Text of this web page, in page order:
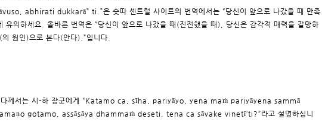
abhirati dukkarā” ti.”은 숫따 센트럴 사이트의 번역에서는 “당신이 앞으로 나갔을 때 만족
유의하세요. 올바른 번역은 “당신이 앞으로 나갔을 때(진전했을 때), 당신은 감각적 매력을 갈망하
원인)으로 본다(안다).”입니다.
다께서는 시-하 장군에게 “Katamo ca, sīha, pariyāyo, yena maṁ pariyāyena sammā
gotamo, assāsāya dhammaṁ deseti, tena ca sāvake vinetī’ti?”라고 설명하십니